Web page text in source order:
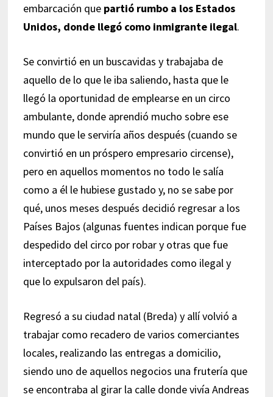
embarcación que partió rumbo a los Estados
Unidos, donde llegó como inmigrante ilegal.
Se convirtió en un buscavidas y trabajaba de
aquello de lo que le iba saliendo, hasta que le
llegó la oportunidad de emplearse en un circo
ambulante, donde aprendió mucho sobre ese
mundo que le serviría años después (cuando se
convirtió en un próspero empresario circense),
pero en aquellos momentos no todo le salía
como a él le hubiese gustado y, no se sabe por
qué, unos meses después decidió regresar a los
Países Bajos (algunas fuentes indican porque fue
despedido del circo por robar y otras que fue
interceptado por la autoridades como ilegal y
que lo expulsaron del país).
Regresó a su ciudad natal (Breda) y allí volvió a
trabajar como recadero de varios comerciantes
locales, realizando las entregas a domicilio,
siendo uno de aquellos negocios una frutería que
se encontraba al girar la calle donde vivía Andreas